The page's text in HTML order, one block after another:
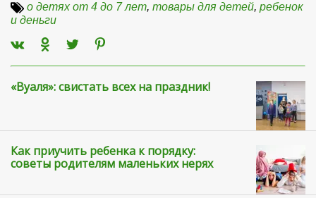
о детях от 4 до 7 лет, товары для детей, ребенок
и деньги
«Вуаля»: свистать всех на праздник!
Как приучить ребенка к порядку:
советы родителям маленьких нерях